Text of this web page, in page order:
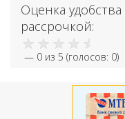
Оценка
рассрочкой:
— 0 из 5 (голосов: 0)